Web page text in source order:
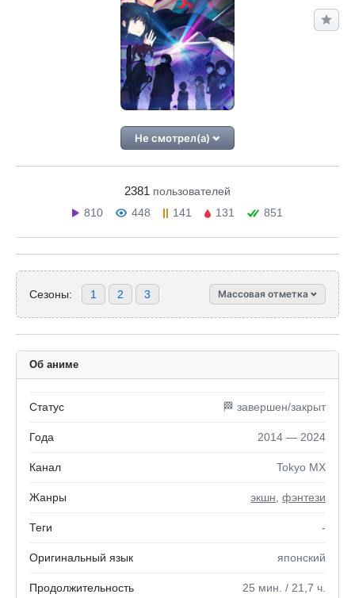
Не смотрел(а)
2381 пользователей
810
448 141 131 851
Сезоны: 1 2 3 Массовая отметка
Об аниме
Статус 🏁 завершен/закрыт
Года 2014 — 2024
Канал Tokyo MX
Жанры экшн фэнтези
Теги -
Оригинальный язык японский
Продолжительность 25 мин. / 21,7 ч.